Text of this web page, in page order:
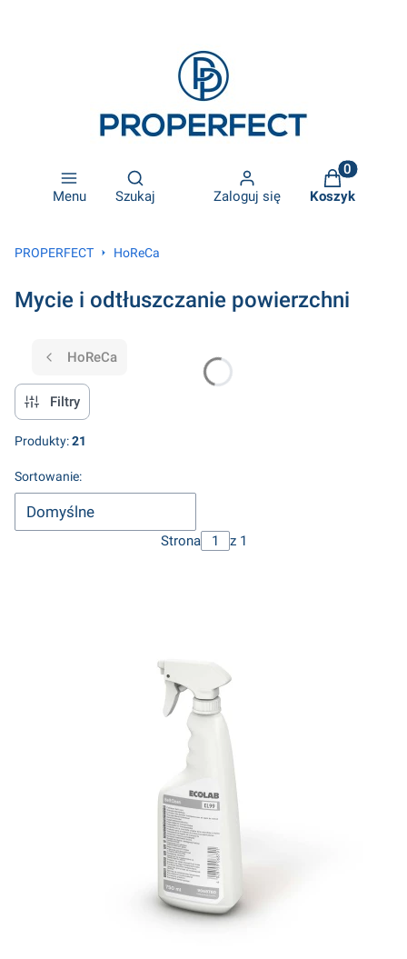
Menu
Otwórz wyszukiwarkę
Szukaj Zaloguj się
Produkty w
Koszyk
PROPERFECT HoReCa
Mycie i odtłuszczanie powierzchni
HoReCa
Filtry
Produkty:21
Lista produktów
Sortowanie:
Domyślne
Strona z 1